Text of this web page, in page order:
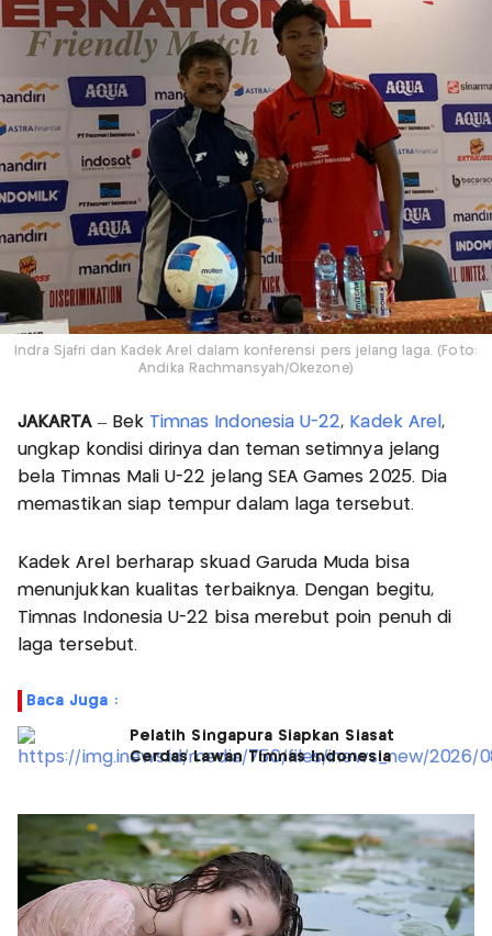
Indra Sjafri dan Kadek Arel dalam konferensi pers jelang laga. (Foto:
Andika Rachmansyah/Okezone)
JAKARTA– Bek Timnas Indonesia U-22, Kadek Arel ,
ungkap kondisi dirinya dan teman setimnya jelang
bela Timnas Mali U-22 jelang SEA Games 2025. Dia
memastikan siap tempur dalam laga tersebut.
Kadek Arel berharap skuad Garuda Muda bisa
menunjukkan kualitas terbaiknya. Dengan begitu,
Timnas Indonesia U-22 bisa merebut poin penuh di
laga tersebut.
Baca Juga :
Pelatih Singapura Siapkan Siasat
Cerdas Lawan Timnas Indonesia